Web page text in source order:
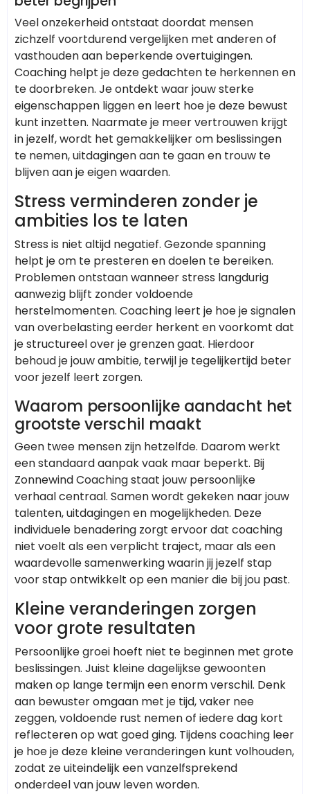
Veel onzekerheid ontstaat doordat mensen
zichzelf voortdurend vergelijken met anderen of
vasthouden aan beperkende overtuigingen.
Coaching helpt je deze gedachten te herkennen en
te doorbreken. Je ontdekt waar jouw sterke
eigenschappen liggen en leert hoe je deze bewust
kunt inzetten. Naarmate je meer vertrouwen krijgt
in jezelf, wordt het gemakkelijker om beslissingen
te nemen, uitdagingen aan te gaan en trouw te
blijven aan je eigen waarden.
Stress verminderen zonder je
ambities los te laten
Stress is niet altijd negatief. Gezonde spanning
helpt je om te presteren en doelen te bereiken.
Problemen ontstaan wanneer stress langdurig
aanwezig blijft zonder voldoende
herstelmomenten. Coaching leert je hoe je signalen
van overbelasting eerder herkent en voorkomt dat
je structureel over je grenzen gaat. Hierdoor
behoud je jouw ambitie, terwijl je tegelijkertijd beter
voor jezelf leert zorgen.
Waarom persoonlijke aandacht het
grootste verschil maakt
Geen twee mensen zijn hetzelfde. Daarom werkt
een standaard aanpak vaak maar beperkt. Bij
Zonnewind Coaching staat jouw persoonlijke
verhaal centraal. Samen wordt gekeken naar jouw
talenten, uitdagingen en mogelijkheden. Deze
individuele benadering zorgt ervoor dat coaching
niet voelt als een verplicht traject, maar als een
waardevolle samenwerking waarin jij jezelf stap
voor stap ontwikkelt op een manier die bij jou past.
Kleine veranderingen zorgen
voor grote resultaten
Persoonlijke groei hoeft niet te beginnen met grote
beslissingen. Juist kleine dagelijkse gewoonten
maken op lange termijn een enorm verschil. Denk
aan bewuster omgaan met je tijd, vaker nee
zeggen, voldoende rust nemen of iedere dag kort
reflecteren op wat goed ging. Tijdens coaching leer
je hoe je deze kleine veranderingen kunt volhouden,
zodat ze uiteindelijk een vanzelfsprekend
onderdeel van jouw leven worden.